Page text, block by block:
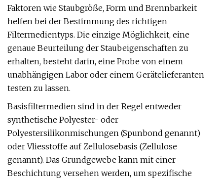
Faktoren wie Staubgröße, Form und Brennbarkeit
helfen bei der Bestimmung des richtigen
Filtermedientyps. Die einzige Möglichkeit, eine
genaue Beurteilung der Staubeigenschaften zu
erhalten, besteht darin, eine Probe von einem
unabhängigen Labor oder einem Gerätelieferanten
testen zu lassen.
Basisfiltermedien sind in der Regel entweder
synthetische Polyester- oder
Polyestersilikonmischungen (Spunbond genannt)
oder Vliesstoffe auf Zellulosebasis (Zellulose
genannt). Das Grundgewebe kann mit einer
Beschichtung versehen werden, um spezifische